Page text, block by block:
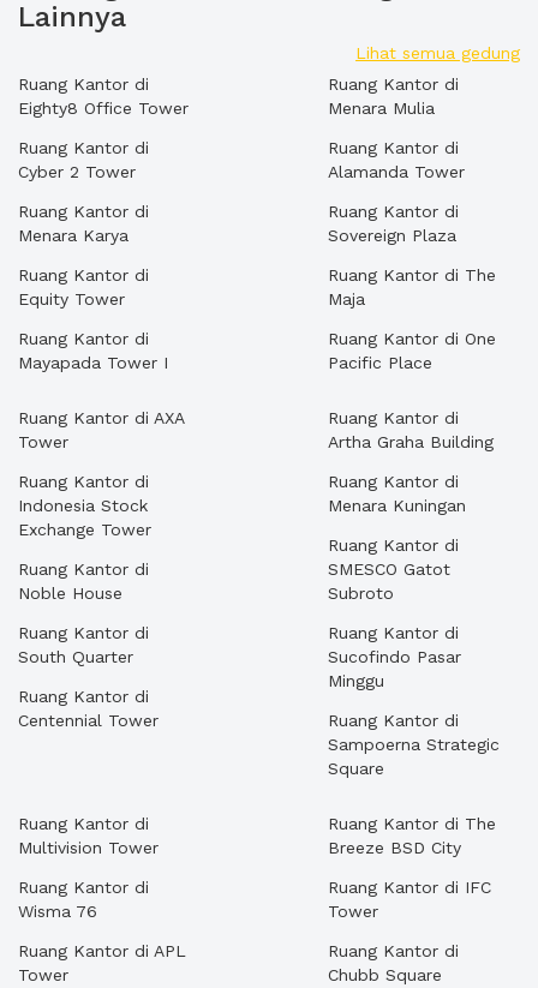
Lainnya
Lihat semua gedung
Ruang Kantor di
Eighty8 Office Tower
Ruang Kantor di
Cyber 2 Tower
Ruang Kantor di
Menara Karya
Ruang Kantor di
Equity Tower
Ruang Kantor di
Mayapada Tower I
Ruang Kantor di
Menara Mulia
Ruang Kantor di
Alamanda Tower
Ruang Kantor di
Sovereign Plaza
Ruang Kantor di The
Maja
Ruang Kantor di One
Pacific Place
Ruang Kantor di AXA
Tower
Ruang Kantor di
Indonesia Stock
Exchange Tower
Ruang Kantor di
Noble House
Ruang Kantor di
South Quarter
Ruang Kantor di
Centennial Tower
Ruang Kantor di
Artha Graha Building
Ruang Kantor di
Menara Kuningan
Ruang Kantor di
SMESCO Gatot
Subroto
Ruang Kantor di
Sucofindo Pasar
Minggu
Ruang Kantor di
Sampoerna Strategic
Square
Ruang Kantor di
Multivision Tower
Ruang Kantor di
Wisma 76
Ruang Kantor di APL
Tower
Ruang Kantor di The
Breeze BSD City
Ruang Kantor di IFC
Tower
Ruang Kantor di
Chubb Square